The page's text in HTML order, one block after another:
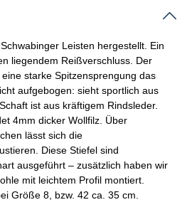
Leisten hergestellt. Ein
liegendem Reißverschluss. Der
eine starke Spitzensprengung das
aufgebogen: sieht sportlich aus
Schaft ist aus kräftigem Rindsleder.
4mm dicker Wollfilz. Über
lässt sich die
Diese Stiefel sind
ausgeführt – zusätzlich haben wir
mit leichtem Profil montiert.
Größe 8, bzw. 42 ca. 35 cm.